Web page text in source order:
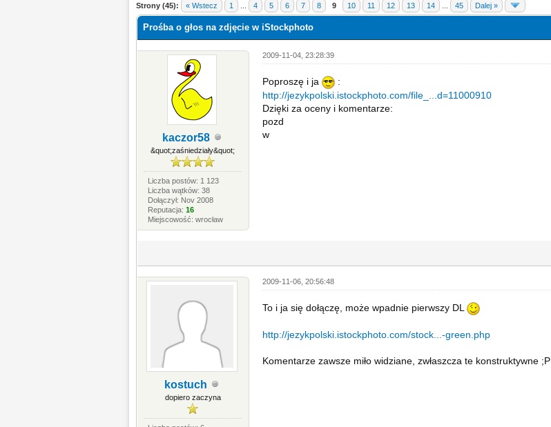
Strony (45): « Wstecz 1 4 5 6 7 8 9 10 11 12 13 14 45 Dalej »
Prośba o głos na zdjęcie w iStockphoto
kaczor58
&quot;zaśniedziały&quot;
Liczba postów: 1 123
Liczba wątków: 38
Dołączył: Nov 2008
Reputacja:16
Miejscowość: wrocław
2009-11-04, 23:28:39
Poproszę i ja
:
http://jezykpolski.istockphoto.com/file_...d=11000910
Dzięki za oceny i komentarze:
pozd
w
kostuch
dopiero zaczyna
2009-11-06, 20:56:48
To i ja się dołączę, może wpadnie pierwszy DL
http://jezykpolski.istockphoto.com/stock...-green.php
Komentarze zawsze miło widziane, zwłaszcza te konstruktywne ;P